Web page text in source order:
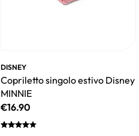
DISNEY
Copriletto singolo estivo Disney
MINNIE
€16.90